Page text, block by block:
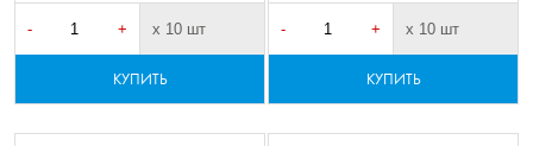
- + х 10 шт
КУПИТЬ
- + х 10 шт
КУПИТЬ